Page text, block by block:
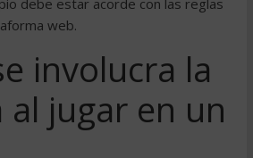
debe estar acorde con las reglas
web.
involucra la
al jugar en un